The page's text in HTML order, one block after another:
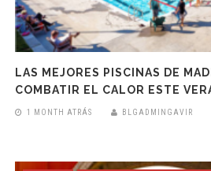
LAS MEJORES PISCINAS DE
COMBATIR EL CALOR ESTE
1 MONTH ATRÁS BLGADMINGAVIR